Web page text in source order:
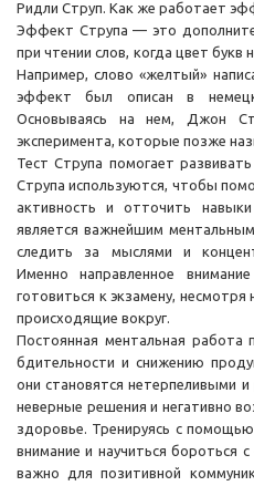
Ридли Струп. Как же работает
Эффект Струпа — это
при чтении слов, когда цвет букв
Например, слово «желтый»
эффект был описан в
Основываясь на нем, Джон
эксперимента, которые позже
Тест Струпа помогает
Струпа используются, чтобы
активность и отточить
является важнейшим
следить за мыслями и
Именно направленное
готовиться к экзамену,
происходящие вокруг.
Постоянная ментальная
бдительности и снижению
они становятся нетерпеливыми
неверные решения и негативно
здоровье. Тренируясь с
внимание и научиться
важно для позитивной